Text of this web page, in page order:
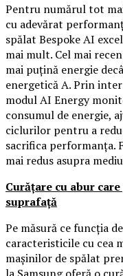
Pentru numărul tot
cu adevărat
spălat Bespoke AI
mai mult. Cel mai
mai puțină energie
energetică A. Prin
modul AI Energy
consumul de energie,
ciclurilor pentru a
sacrifica performanța.
mai redus asupra
Curățare cu abur
suprafață
Pe măsură ce funcția
caracteristicile cu cea
mașinilor de spălat